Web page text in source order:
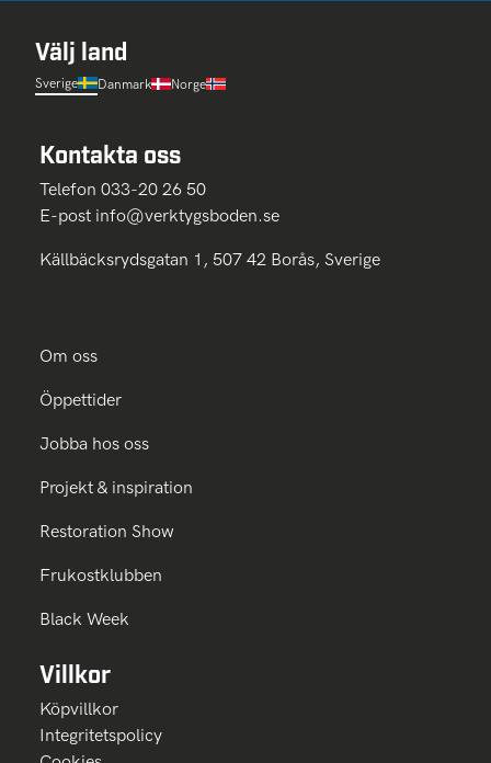
Välj land
Sverige Danmark Norge
Kontakta oss
Telefon 033-20 26 50
E-post info@verktygsboden.se
Källbäcksrydsgatan 1, 507 42 Borås, Sverige
Om oss
Öppettider
Jobba hos oss
Projekt & inspiration
Restoration Show
Frukostklubben
Black Week
Villkor
Köpvillkor
Integritetspolicy